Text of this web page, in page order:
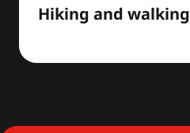
Hiking and walking